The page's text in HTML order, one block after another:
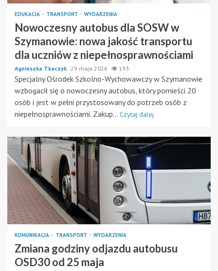
EDUKACJA TRANSPORT WYDARZENIA
Nowoczesny autobus dla SOSW w
Szymanowie: nowa jakość transportu
dla uczniów z niepełnosprawnościami
Agnieszka Tkaczyk 29 maja 2026 193
Specjalny Ośrodek Szkolno-Wychowawczy w Szymanowie
wzbogacił się o nowoczesny autobus, który pomieści 20
osób i jest w pełni przystosowany do potrzeb osób z
niepełnosprawnościami. Zakup... Czytaj dalej
KOMUNIKACJA TRANSPORT WYDARZENIA
Zmiana godziny odjazdu autobusu
OSD30 od 25 maja